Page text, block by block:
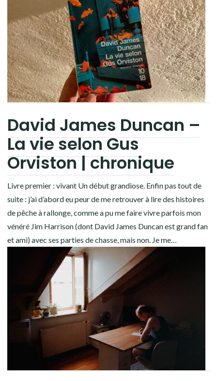
David James Duncan –
La vie selon Gus
Orviston | chronique
Livre premier : vivant Un début grandiose. Enfin pas tout de
suite : j’ai d’abord eu peur de me retrouver à lire des histoires
de pêche à rallonge, comme a pu me faire vivre parfois mon
vénéré Jim Harrison (dont David James Duncan est grand fan
et ami) avec ses parties de chasse, mais non. Je me…